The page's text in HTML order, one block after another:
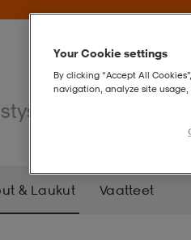
Metsästys-
& Laukut Vaatteet
Your Cookie settings
By clicking “Accept All
navigation, analyze site